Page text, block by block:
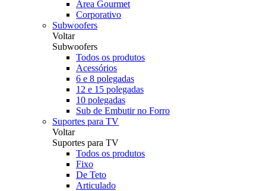
Área Gourmet
Corporativo
Subwoofers
Voltar
Subwoofers
Todos os produtos
Acessórios
6 e 8 polegadas
12 e 15 polegadas
10 polegadas
Sub de Embutir no Forro
Suportes para TV
Voltar
Suportes para TV
Todos os produtos
Fixo
De Teto
Articulado